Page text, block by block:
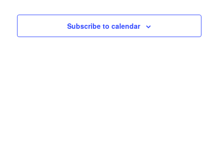
Subscribe to calendar